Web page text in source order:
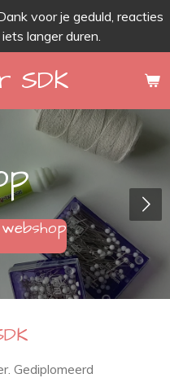
SDK
voor je geduld, reacties
langer duren.
Gediplomeerd